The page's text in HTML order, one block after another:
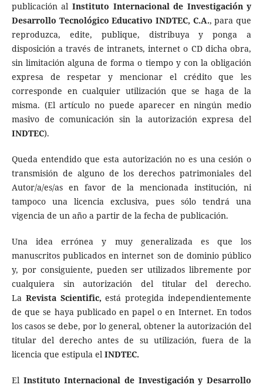
publicación al Instituto Internacional de Investigación y
Desarrollo Tecnológico Educativo INDTEC, C.A., para que
reproduzca, edite, publique, distribuya y ponga a
disposición a través de intranets, internet o CD dicha obra,
sin limitación alguna de forma o tiempo y con la obligación
expresa de respetar y mencionar el crédito que les
corresponde en cualquier utilización que se haga de la
misma. (El artículo no puede aparecer en ningún medio
masivo de comunicación sin la autorización expresa del
INDTEC).
Queda entendido que esta autorización no es una cesión o
transmisión de alguno de los derechos patrimoniales del
Autor/a/es/as en favor de la mencionada institución, ni
tampoco una licencia exclusiva, pues sólo tendrá una
vigencia de un año a partir de la fecha de publicación.
Una idea errónea y muy generalizada es que los
manuscritos publicados en internet son de dominio público
y, por consiguiente, pueden ser utilizados libremente por
cualquiera sin autorización del titular del derecho.
La Revista Scientific, está protegida independientemente
de que se haya publicado en papel o en Internet. En todos
los casos se debe, por lo general, obtener la autorización del
titular del derecho antes de su utilización, fuera de la
licencia que estipula el INDTEC.
El Instituto Internacional de Investigación y Desarrollo